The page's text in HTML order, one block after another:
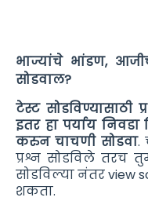
भाज्यांचे भांडण,
सोडवाल?
टेस्ट सोडविण्यासाठी
इतर हा पर्याय
करुन चाचणी सोडवा.
प्रश्न सोडविले तरच
सोडविल्या नंतर
शकता.